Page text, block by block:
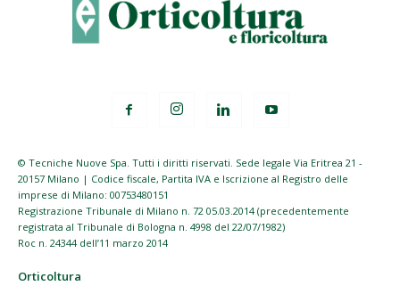
© Tecniche Nuove Spa. Tutti i diritti riservati. Sede legale Via Eritrea 21 -
20157 Milano | Codice fiscale, Partita IVA e Iscrizione al Registro delle
imprese di Milano: 00753480151
Registrazione Tribunale di Milano n. 72 05.03.2014 (precedentemente
registrata al Tribunale di Bologna n. 4998 del 22/07/1982)
Roc n. 24344 dell’11 marzo 2014
Orticoltura